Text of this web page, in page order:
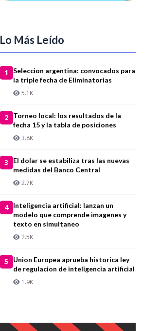
Lo Más Leído
1
Seleccion argentina: convocados para
la triple fecha de Eliminatorias
5.1K
2
Torneo local: los resultados de la
fecha 15 y la tabla de posiciones
3.8K
3
El dolar se estabiliza tras las nuevas
medidas del Banco Central
2.7K
4
Inteligencia artificial: lanzan un
modelo que comprende imagenes y
texto en simultaneo
2.5K
5
Union Europea aprueba historica ley
de regulacion de inteligencia artificial
1.9K